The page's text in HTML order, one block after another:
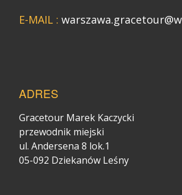
E-MAIL :
ADRES
Gracetour Marek Kaczycki
przewodnik miejski
ul. Andersena 8 lok.1
05-092 Dziekanów Leśny